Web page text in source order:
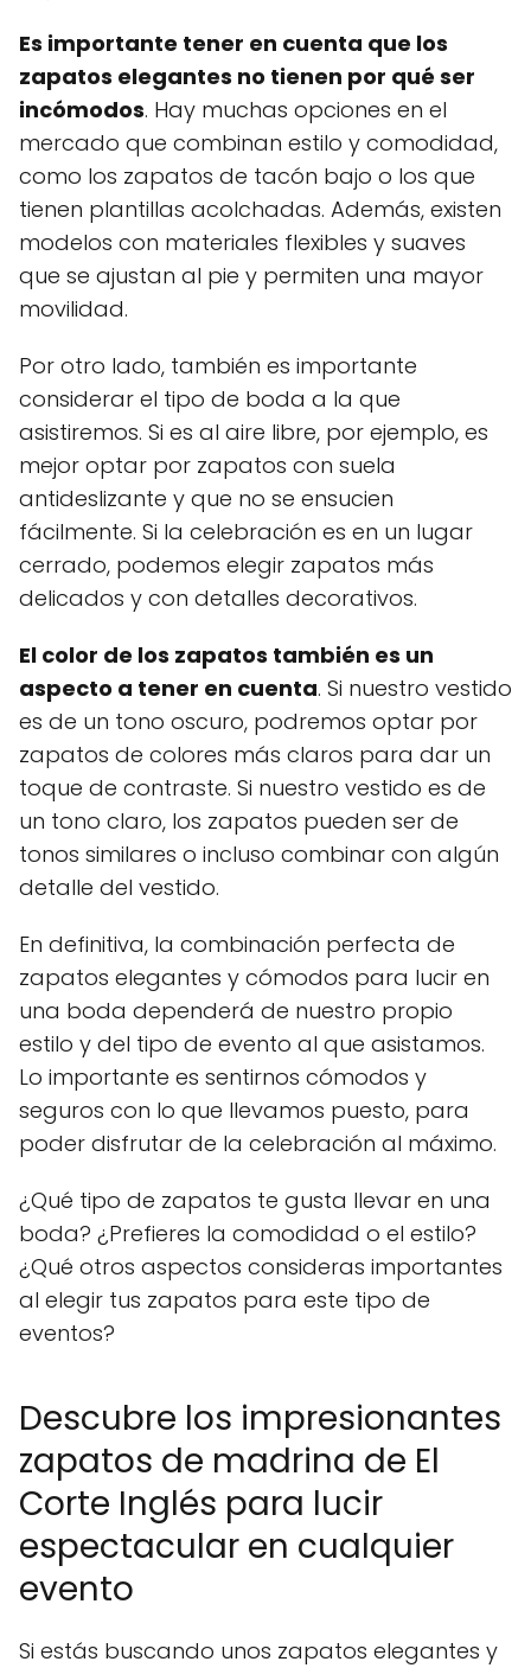
Es importante tener en cuenta que los
zapatos elegantes no tienen por qué ser
incómodos. Hay muchas opciones en el
mercado que combinan estilo y comodidad,
como los zapatos de tacón bajo o los que
tienen plantillas acolchadas. Además, existen
modelos con materiales flexibles y suaves
que se ajustan al pie y permiten una mayor
movilidad.
Por otro lado, también es importante
considerar el tipo de boda a la que
asistiremos. Si es al aire libre, por ejemplo, es
mejor optar por zapatos con suela
antideslizante y que no se ensucien
fácilmente. Si la celebración es en un lugar
cerrado, podemos elegir zapatos más
delicados y con detalles decorativos.
El color de los zapatos también es un
aspecto a tener en cuenta. Si nuestro vestido
es de un tono oscuro, podremos optar por
zapatos de colores más claros para dar un
toque de contraste. Si nuestro vestido es de
un tono claro, los zapatos pueden ser de
tonos similares o incluso combinar con algún
detalle del vestido.
En definitiva, la combinación perfecta de
zapatos elegantes y cómodos para lucir en
una boda dependerá de nuestro propio
estilo y del tipo de evento al que asistamos.
Lo importante es sentirnos cómodos y
seguros con lo que llevamos puesto, para
poder disfrutar de la celebración al máximo.
¿Qué tipo de zapatos te gusta llevar en una
boda? ¿Prefieres la comodidad o el estilo?
¿Qué otros aspectos consideras importantes
al elegir tus zapatos para este tipo de
eventos?
Descubre los impresionantes
zapatos de madrina de El
Corte Inglés para lucir
espectacular en cualquier
evento
Si estás buscando unos zapatos elegantes y